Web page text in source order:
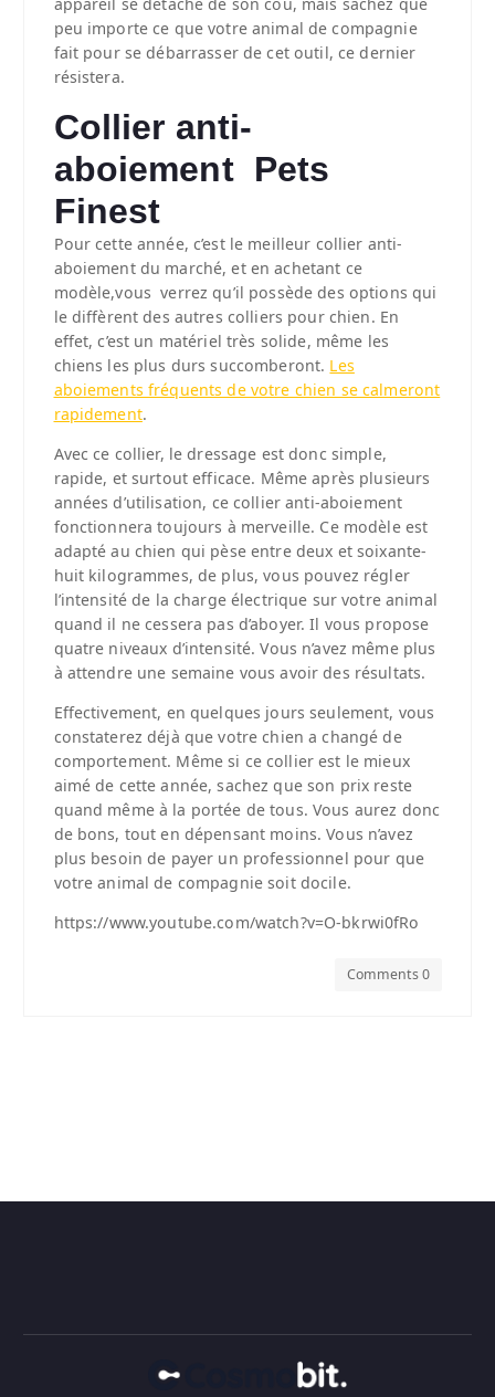
appareil se détache de son cou, mais sachez que
peu importe ce que votre animal de compagnie
fait pour se débarrasser de cet outil, ce dernier
résistera.
Collier anti-
aboiement Pets
Finest
Pour cette année, c’est le meilleur collier anti-
aboiement du marché, et en achetant ce
modèle,vous verrez qu’il possède des options qui
le diffèrent des autres colliers pour chien. En
effet, c’est un matériel très solide, même les
chiens les plus durs succomberont. Les
aboiements fréquents de votre chien se calmeront
rapidement.
Avec ce collier, le dressage est donc simple,
rapide, et surtout efficace. Même après plusieurs
années d’utilisation, ce collier anti-aboiement
fonctionnera toujours à merveille. Ce modèle est
adapté au chien qui pèse entre deux et soixante-
huit kilogrammes, de plus, vous pouvez régler
l’intensité de la charge électrique sur votre animal
quand il ne cessera pas d’aboyer. Il vous propose
quatre niveaux d’intensité. Vous n’avez même plus
à attendre une semaine vous avoir des résultats.
Effectivement, en quelques jours seulement, vous
constaterez déjà que votre chien a changé de
comportement. Même si ce collier est le mieux
aimé de cette année, sachez que son prix reste
quand même à la portée de tous. Vous aurez donc
de bons, tout en dépensant moins. Vous n’avez
plus besoin de payer un professionnel pour que
votre animal de compagnie soit docile.
https://www.youtube.com/watch?v=O-bkrwi0fRo
Comments 0